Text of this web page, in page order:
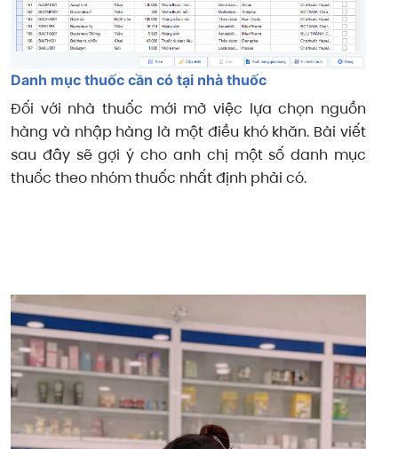
Danh mục thuốc cần có tại nhà thuốc
Đối với nhà thuốc mới mở việc lựa chọn nguồn
hàng và nhập hàng là một điều khó khăn. Bài viết
sau đây sẽ gợi ý cho anh chị một số danh mục
thuốc theo nhóm thuốc nhất định phải có.